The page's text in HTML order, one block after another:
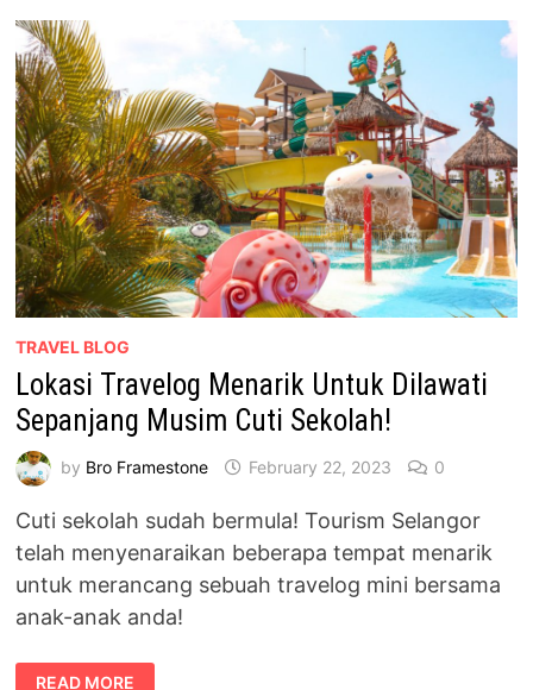
TRAVEL BLOG
Lokasi Travelog Menarik Untuk Dilawati
Sepanjang Musim Cuti Sekolah!
by Bro Framestone February 22, 2023 0
Cuti sekolah sudah bermula! Tourism Selangor
telah menyenaraikan beberapa tempat menarik
untuk merancang sebuah travelog mini bersama
anak-anak anda!
LOKASI
READ MORE